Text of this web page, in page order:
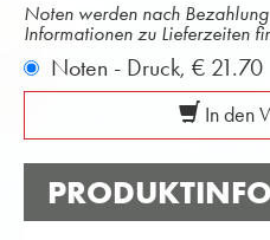
Noten werden nach
Informationen zu Lieferzeiten
Noten - Druck, € 21.70
In den